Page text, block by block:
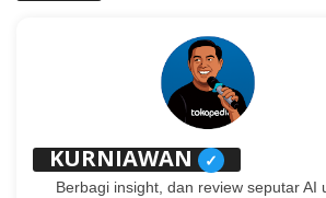
KURNIAWAN ✓
Berbagi insight, dan review seputar AI